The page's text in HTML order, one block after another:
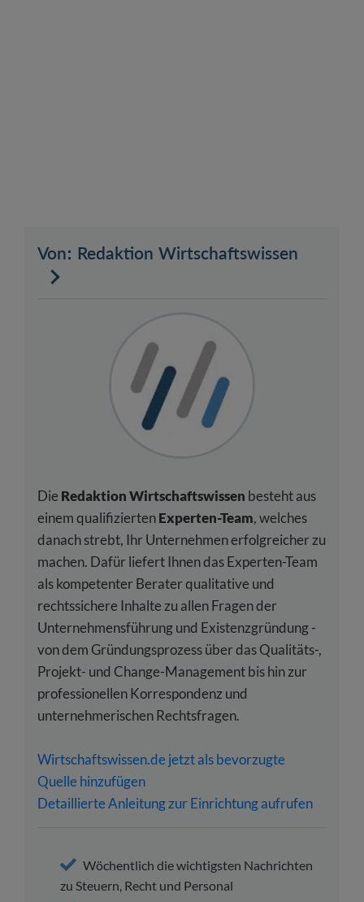
Von: Redaktion Wirtschaftswissen
Die Redaktion Wirtschaftswissen besteht aus
einem qualifiziertenExperten-Team, welches
danach strebt, Ihr Unternehmen erfolgreicher zu
machen. Dafür liefert Ihnen das Experten-Team
als kompetenter Berater qualitative und
rechtssichere Inhalte zu allen Fragen der
Unternehmensführung und Existenzgründung -
von dem Gründungsprozess über das Qualitäts-,
Projekt- und Change-Management bis hin zur
professionellen Korrespondenz und
unternehmerischen Rechtsfragen.
Wirtschaftswissen.de jetzt als bevorzugte
Quelle hinzufügen
Detaillierte Anleitung zur Einrichtung aufrufen
Wöchentlich die wichtigsten Nachrichten
zu Steuern, Recht und Personal